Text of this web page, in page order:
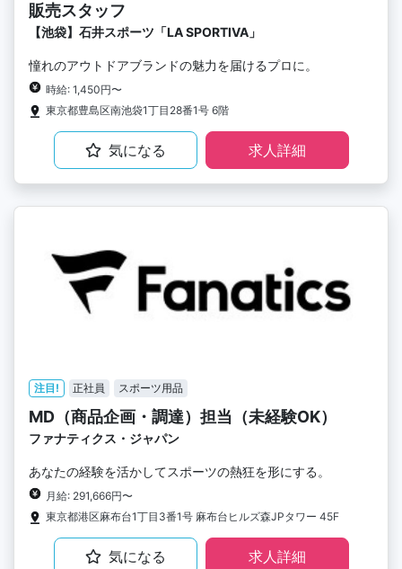
販売スタッフ
【池袋】石井スポーツ「LA SPORTIVA」
憧れのアウトドアブランドの魅力を届けるプロに。
時給: 1,450円〜
東京都豊島区南池袋1丁目28番1号 6階
気になる 求人詳細
注目! 正社員 スポーツ用品
MD（商品企画・調達）担当（未経験OK）
ファナティクス・ジャパン
あなたの経験を活かしてスポーツの熱狂を形にする。
月給: 291,666円〜
東京都港区麻布台1丁目3番1号 麻布台ヒルズ森JPタワー 45F
気になる 求人詳細